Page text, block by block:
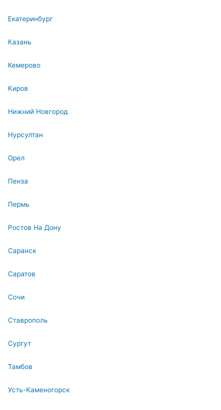
Екатеринбург
Казань
Кемерово
Киров
Нижний Новгород
Нурсултан
Орел
Пенза
Пермь
Ростов На Дону
Саранск
Саратов
Сочи
Ставрополь
Сургут
Тамбов
Усть-Каменогорск